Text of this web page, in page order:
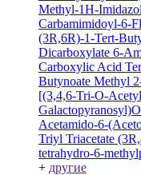
Methyl-1H-
Carbamimidoyl-6-
(3R,6R)-1-Tert-
Dicarboxylate 6-
Carboxylic Acid
Butynoate Methyl
[(3,4,6-Tri-O-
Acetamido-6-
Triyl Triacetate
tetrahydro-6-
+ другие